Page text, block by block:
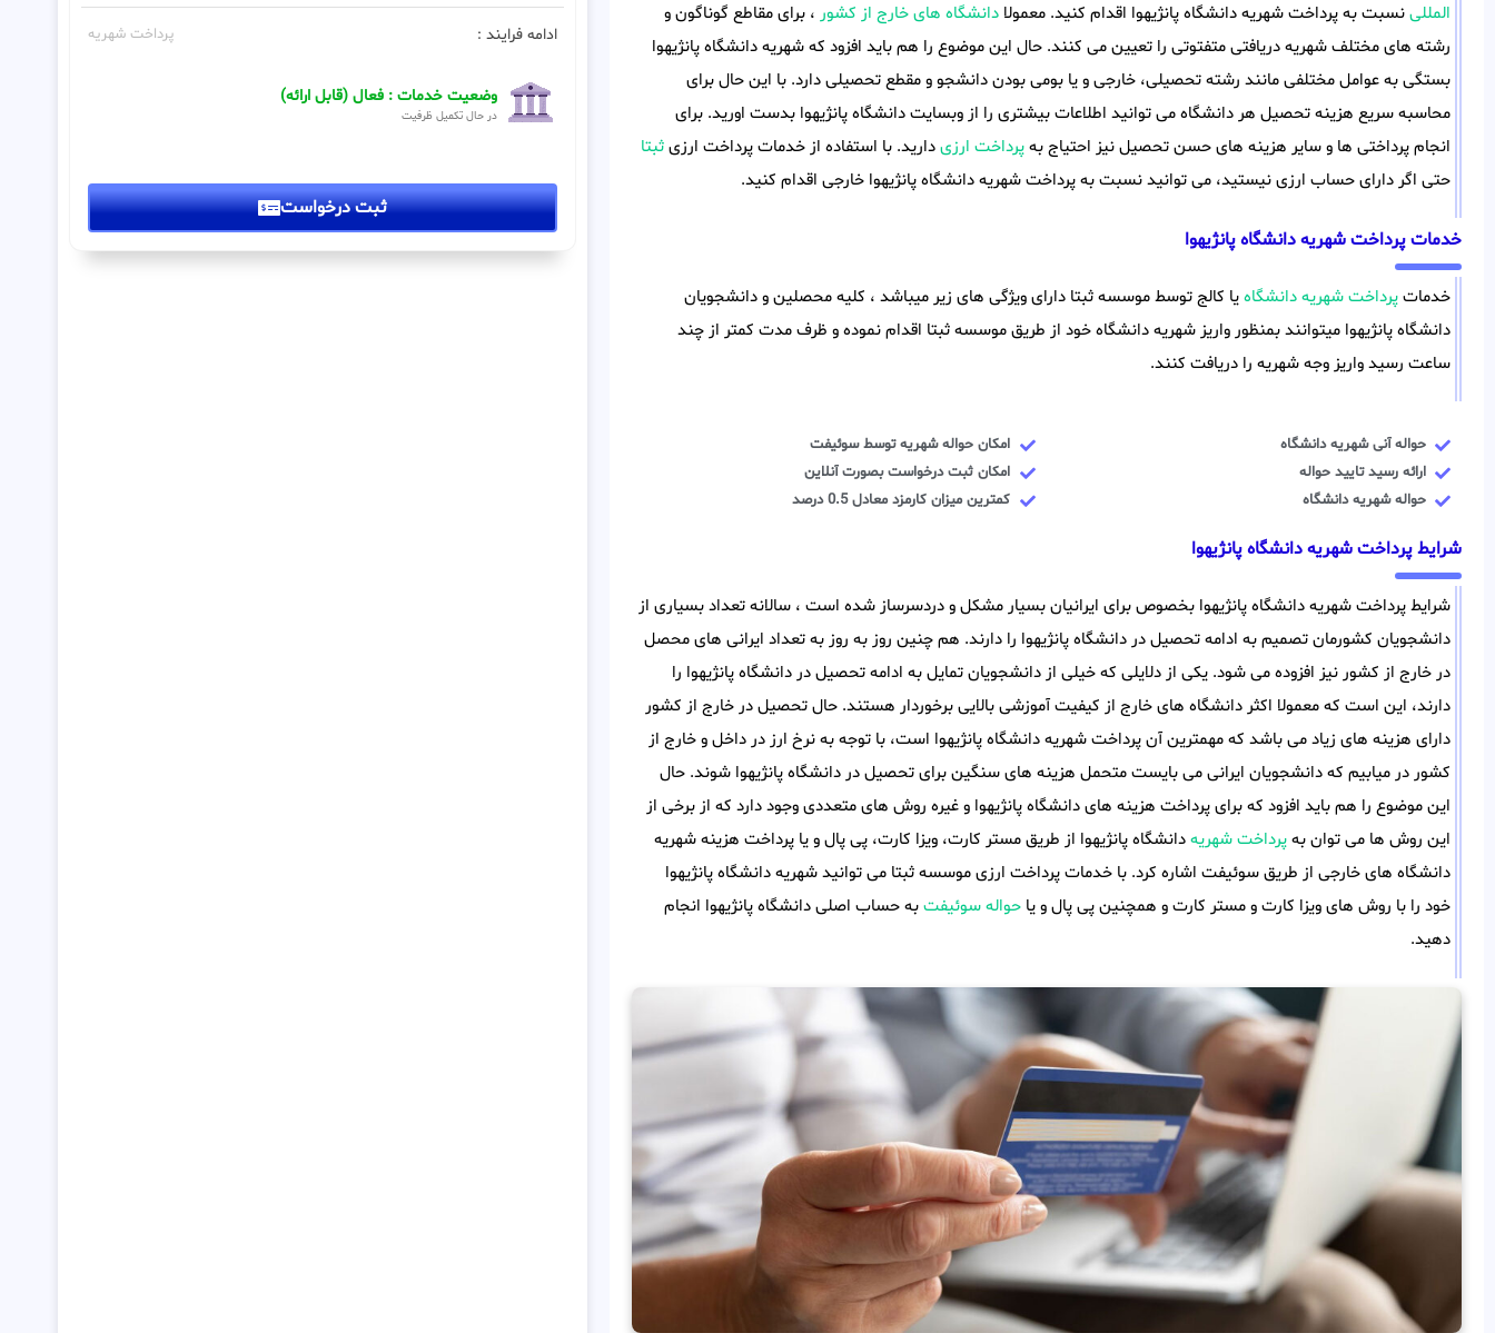
المللینسبت به پرداخت شهریه دانشگاه پانژیهوا اقدام کنید. معمولا دانشگاه های خارج از کشور ، برای مقاطع گوناگون و
رشته های مختلف شهریه دریافتی متفتوتی را تعیین می کنند. حال این موضوع را هم باید افزود که شهریه دانشگاه پانژیهوا
بستگی به عوامل مختلفی مانند رشته تحصیلی، خارجی و یا بومی بودن دانشجو و مقطع تحصیلی دارد. با این حال برای
محاسبه سریع هزینه تحصیل هر دانشگاه می توانید اطلاعات بیشتری را از وبسایت دانشگاه پانژیهوا بدست اورید. برای
انجام پرداختی ها و سایر هزینه های حسن تحصیل نیز احتیاج بهپرداخت ارزیدارید. با استفاده از خدمات پرداخت ارزیثبتا
حتی اگر دارای حساب ارزی نیستید، می توانید نسبت به پرداخت شهریه دانشگاه پانژیهوا خارجی اقدام کنید.
خدمات پرداخت شهریه دانشگاه پانژیهوا
خدماتپرداخت شهریه دانشگاهیا کالج توسط موسسه ثبتا دارای ویژگی های زیر میباشد ، کلیه محصلین و دانشجویان
دانشگاه پانژیهوا میتوانند بمنظور واریز شهریه دانشگاه خود از طریق موسسه ثبتا اقدام نموده و ظرف مدت کمتر از چند
ساعت رسید واریز وجه شهریه را دریافت کنند.
حواله آنی شهریه دانشگاه
ارائه رسید تایید حواله
حواله شهریه دانشگاه
امکان حواله شهریه توسط سوئیفت
امکان ثبت درخواست بصورت آنلاین
کمترین میزان کارمزد معادل 0.5 درصد
شرایط پرداخت شهریه دانشگاه پانژیهوا
شرایط پرداخت شهریه دانشگاه پانژیهوا بخصوص برای ایرانیان بسیار مشکل و دردسرساز شده است ، سالانه تعداد بسیاری از
دانشجویان کشورمان تصمیم به ادامه تحصیل در دانشگاه پانژیهوا را دارند. هم چنین روز به روز به تعداد ایرانی های محصل
در خارج از کشور نیز افزوده می شود. یکی از دلایلی که خیلی از دانشجویان تمایل به ادامه تحصیل در دانشگاه پانژیهوا را
دارند، این است که معمولا اکثر دانشگاه های خارج از کیفیت آموزشی بالایی برخوردار هستند. حال تحصیل در خارج از کشور
دارای هزینه های زیاد می باشد که مهمترین آن پرداخت شهریه دانشگاه پانژیهوا است، با توجه به نرخ ارز در داخل و خارج از
کشور در میابیم که دانشجویان ایرانی می بایست متحمل هزینه های سنگین برای تحصیل در دانشگاه پانژیهوا شوند. حال
این موضوع را هم باید افزود که برای پرداخت هزینه های دانشگاه پانژیهوا و غیره روش های متعددی وجود دارد که از برخی از
این روش ها می توان بهپرداخت شهریهدانشگاه پانژیهوا از طریق مستر کارت، ویزا کارت، پی پال و یا پرداخت هزینه شهریه
دانشگاه های خارجی از طریق سوئیفت اشاره کرد. با خدمات پرداخت ارزی موسسه ثبتا می توانید شهریه دانشگاه پانژیهوا
خود را با روش های ویزا کارت و مستر کارت و همچنین پی پال و یا حواله سوئیفتبه حساب اصلی دانشگاه پانژیهوا انجام
دهید.
ادامه فرایند : پرداخت شهریه
وضعیت خدمات : فعال (قابل ارائه)
در حال تکمیل ظرفیت
ثبت درخواست